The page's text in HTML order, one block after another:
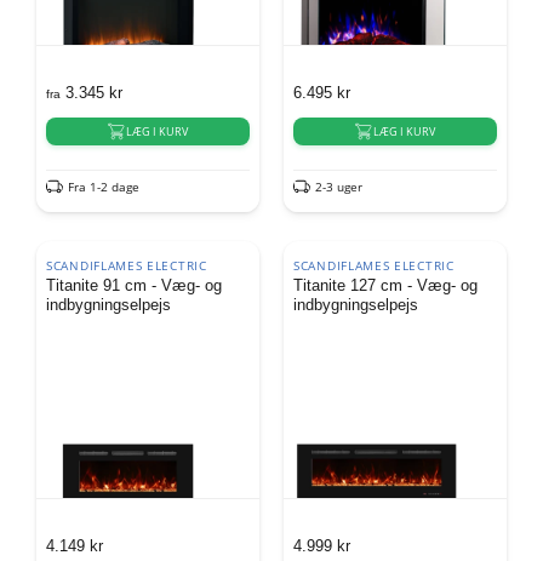
fra 3.345 kr
LÆG I KURV
Fra 1-2 dage
6.495 kr
LÆG I KURV
2-3 uger
SCANDIFLAMES ELECTRIC
Titanite 91 cm - Væg- og
indbygningselpejs
4.149 kr
SCANDIFLAMES ELECTRIC
Titanite 127 cm - Væg- og
indbygningselpejs
4.999 kr